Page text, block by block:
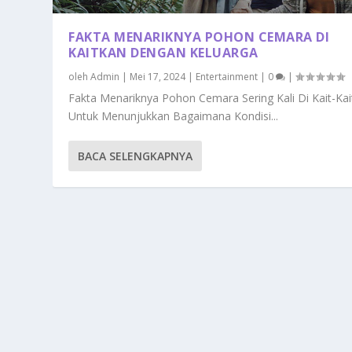
FAKTA MENARIKNYA POHON CEMARA DI
KAITKAN DENGAN KELUARGA
olehAdmin | Mei 17, 2024| Entertainment | 0 |
Fakta Menariknya Pohon Cemara Sering Kali Di Kait-
Untuk Menunjukkan Bagaimana Kondisi...
BACA SELENGKAPNYA